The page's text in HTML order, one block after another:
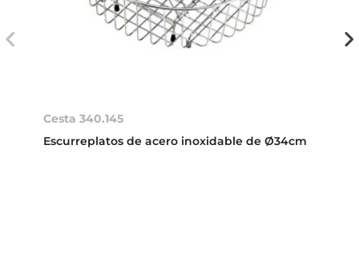
Cesta 340.145
Escurreplatos de acero inoxidable de Ø34cm